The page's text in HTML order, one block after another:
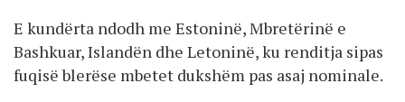
E kundërta ndodh me Estoninë, Mbretërinë e
Bashkuar, Islandën dhe Letoninë, ku renditja sipas
fuqisë blerëse mbetet dukshëm pas asaj nominale.